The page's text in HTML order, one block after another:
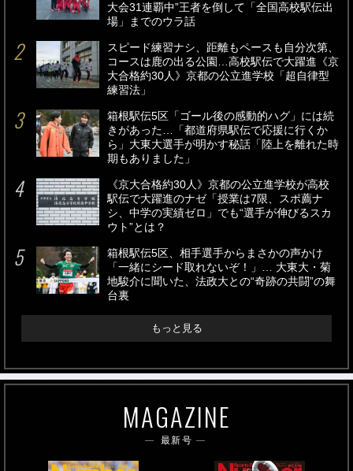
大会31連覇中”王者を倒して「全国高校駅伝出
場」までのウラ話
スピード練習ナシ、距離もペースも自分次第、
コースは鹿の出る公園…高校駅伝で大躍進《京
大合格約30人》京都の公立進学校「超自律型
練習法」
箱根駅伝5区「ゴール後の感動的ハグ」には続
きがあった…「都道府県駅伝で応援に行くか
ら」大東大選手が明かす秘話「陸上を離れた時
期もありました」
《京大合格約30人》京都の公立進学校が高校
駅伝で大躍進のナゼ「授業は7限、スポ薦ナ
シ、中学の実績ゼロ」でも“選手が伸びるスカ
ウト”とは？
箱根駅伝5区、相手選手からまさかの声かけ
「一緒にシード取れないぞ！」… 大東大・菊
地駿介に聞いた、法政大との“奇跡の共闘”の舞
台裏
もっと見る
MAGAZINE
最新号